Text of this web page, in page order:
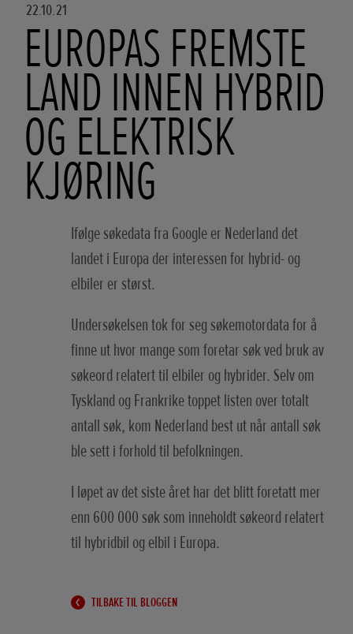
22.10.21
EUROPAS FREMSTE
LAND INNEN HYBRID
OG ELEKTRISK
KJØRING
Ifølge søkedata fra Google er Nederland det
landet i Europa der interessen for hybrid- og
elbiler er størst.
Undersøkelsen tok for seg søkemotordata for å
finne ut hvor mange som foretar søk ved bruk av
søkeord relatert til elbiler og hybrider. Selv om
Tyskland og Frankrike toppet listen over totalt
antall søk, kom Nederland best ut når antall søk
ble sett i forhold til befolkningen.
I løpet av det siste året har det blitt foretatt mer
enn 600 000 søk som inneholdt søkeord relatert
til hybridbil og elbil i Europa.
TILBAKE TIL BLOGGEN